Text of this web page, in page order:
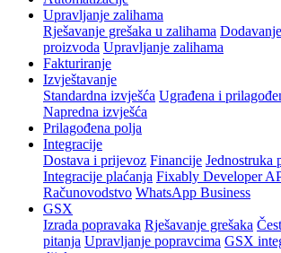
Upravljanje zalihama
Rješavanje grešaka u zalihama
proizvoda Upravljanje zalihama
Fakturiranje
Izvještavanje
Standardna izvješća Ugrađena i
Napredna izvješća
Prilagođena polja
Integracije
Dostava i prijevoz Financije Jednostruka
Integracije plaćanja Fixably Developer
Računovodstvo WhatsApp Business
GSX
Izrada popravaka Rješavanje grešaka
pitanja Upravljanje popravcima GSX